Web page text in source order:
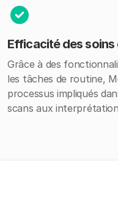
Efficacité des
Grâce à des
les tâches de routine,
processus impliqués
scans aux